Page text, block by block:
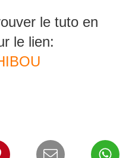
le tuto en
le lien: